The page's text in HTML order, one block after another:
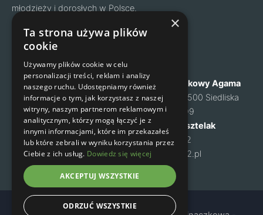
młodzieży i dorosłych w Polsce.
Facebook
Instagram
O nas
Cennik
Zapisy na zajęcia
Kontakt
Regulamin
Polityka prywatności
Klub Wspinaczkowy Agama
ul. Mysia 6, 05-500 Siedliska
NIP: 1231460699
Małgorzata Kusztelak
tel. 502 637 072
m-kusztelak@o2.pl
×
Ta strona używa plików
cookie
Używamy plików cookie w celu
personalizacji treści, reklam i analizy
naszego ruchu. Udostępniamy również
informacje o tym, jak korzystasz z naszej
witryny, naszym partnerom reklamowym i
analitycznym, którzy mogą łączyć je z
innymi informacjami, które im przekazałeś
lub które zebrali w wyniku korzystania przez
Ciebie z ich usług. Dowiedz się więcej
AKCEPTUJ WSZYSTKIE
ODRZUĆ WSZYSTKIE